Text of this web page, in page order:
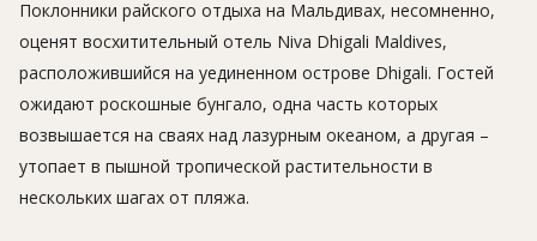
Поклонники райского отдыха на Мальдивах, несомненно,
оценят восхитительный отель Niva Dhigali Maldives,
расположившийся на уединенном острове Dhigali. Гостей
ожидают роскошные бунгало, одна часть которых
возвышается на сваях над лазурным океаном, а другая –
утопает в пышной тропической растительности в
нескольких шагах от пляжа.